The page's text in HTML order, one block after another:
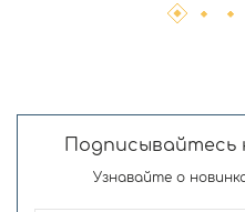
Подписывайтесь
Узнавайте о